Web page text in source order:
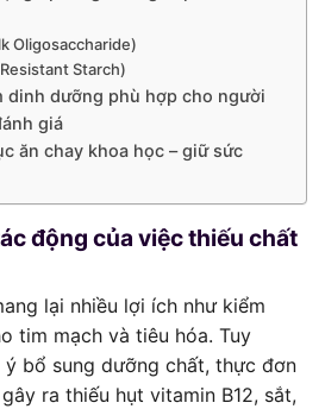
Oligosaccharide)
Starch)
dinh dưỡng phù hợp cho người
giá
ăn chay khoa học – giữ sức
động của việc thiếu chất
lại nhiều lợi ích như kiểm
tim mạch và tiêu hóa. Tuy
ý bổ sung dưỡng chất, thực đơn
ra thiếu hụt vitamin B12, sắt,